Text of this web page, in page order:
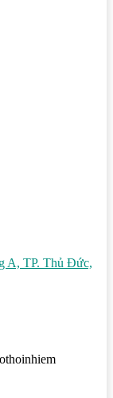
A, TP. Thủ Đức,